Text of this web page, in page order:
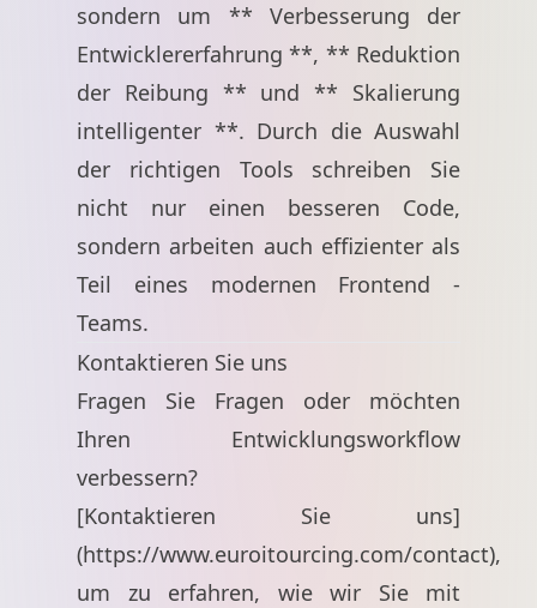
sondern um ** Verbesserung der
Entwicklererfahrung **, ** Reduktion
der Reibung ** und ** Skalierung
intelligenter **. Durch die Auswahl
der richtigen Tools schreiben Sie
nicht nur einen besseren Code,
sondern arbeiten auch effizienter als
Teil eines modernen Frontend -
Teams.
Kontaktieren Sie uns
Fragen Sie Fragen oder möchten
Ihren Entwicklungsworkflow
verbessern?
[Kontaktieren Sie uns]
(https://www.euroitourcing.com/contact),
um zu erfahren, wie wir Sie mit